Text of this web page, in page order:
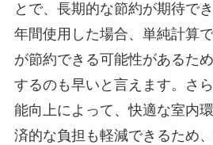
とで、長期的な節約が期待で
年間使用した場合、単純計算
が節約できる可能性があるた
するのも早いと言えます。さ
能向上によって、快適な室内
済的な負担も軽減できるため